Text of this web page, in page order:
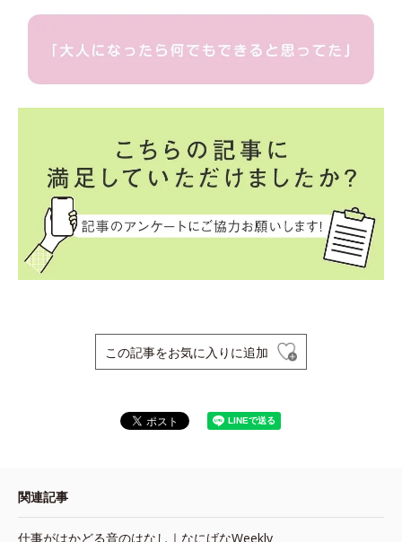
この記事をお気に入りに追加
関連記事
仕事がはかどる音のはなし｜なにげなWeekly